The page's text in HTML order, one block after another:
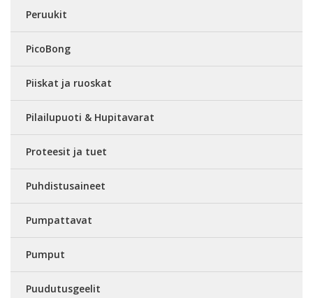
Peruukit
PicoBong
Piiskat ja ruoskat
Pilailupuoti & Hupitavarat
Proteesit ja tuet
Puhdistusaineet
Pumpattavat
Pumput
Puudutusgeelit